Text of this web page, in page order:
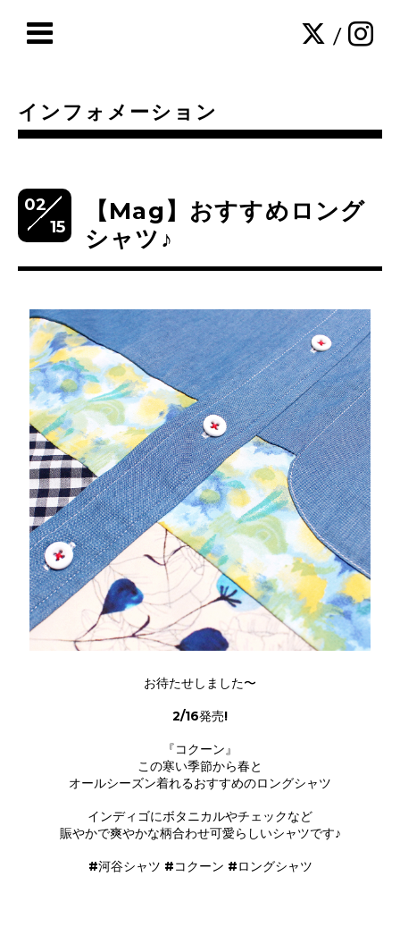
/
インフォメーション
02
15
【Mag】おすすめロング
シャツ♪
お待たせしました〜
2/16発売!
『コクーン』
この寒い季節から春と
オールシーズン着れるおすすめのロングシャツ
インディゴにボタニカルやチェックなど
賑やかで爽やかな柄合わせ可愛らしいシャツです♪
#河谷シャツ #コクーン #ロングシャツ